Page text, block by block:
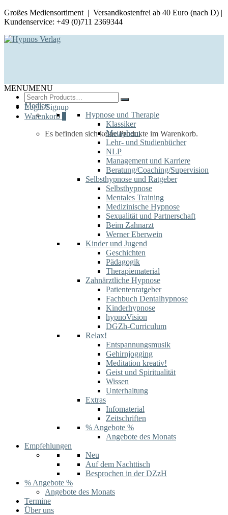
Großes Mediensortiment | Versandkostenfrei ab 40 Euro (nach D) |
Kundenservice: +49 (0)711 2369344
Search
for:
Login/Signup
Warenkorb
Es befinden sich keine Produkte im Warenkorb.
MENUMENU
Medien
Hypnose und Therapie
Klassiker
Metaphern
Lehr- und Studienbücher
NLP
Management und Karriere
Beratung/Coaching/Supervision
Selbsthypnose und Ratgeber
Selbsthypnose
Mentales Training
Medizinische Hypnose
Sexualität und Partnerschaft
Beim Zahnarzt
Werner Eberwein
Kinder und Jugend
Geschichten
Pädagogik
Therapiematerial
Zahnärztliche Hypnose
Patientenratgeber
Fachbuch Dentalhypnose
Kinderhypnose
hypnoVision
DGZh-Curriculum
Relax!
Entspannungsmusik
Gehirnjogging
Meditation kreativ!
Geist und Spiritualität
Wissen
Unterhaltung
Extras
Infomaterial
Zeitschriften
% Angebote %
Angebote des Monats
Empfehlungen
Neu
Auf dem Nachttisch
Besprochen in der DZzH
% Angebote %
Angebote des Monats
Termine
Über uns